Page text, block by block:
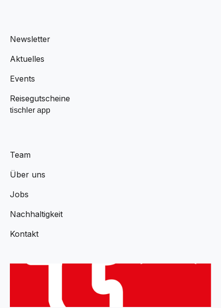
Newsletter
Aktuelles
Events
Reisegutscheine
tischler app
Team
Über uns
Jobs
Nachhaltigkeit
Kontakt